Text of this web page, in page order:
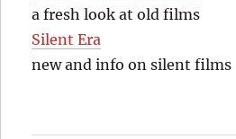
a fresh look at old films
Silent Era
new and info on silent films